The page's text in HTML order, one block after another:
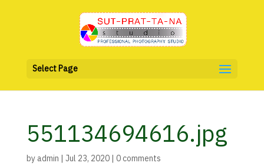
Select Page
551134694616.jpg
byadmin | Jul 23, 2020| 0 comments